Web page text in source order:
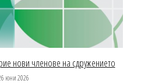
нови членове на сдружението
юни 2026